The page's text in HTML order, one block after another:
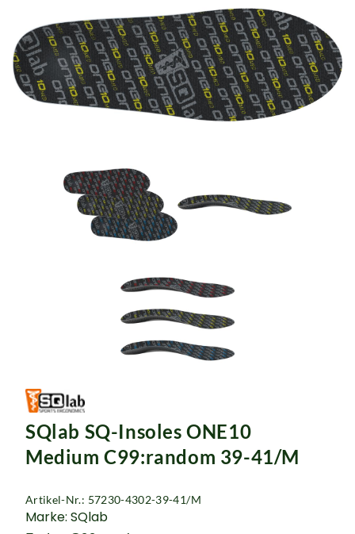
Schlösser
SQlab SQ-Insoles ONE10
Medium C99:random 39-41/M
Artikel-Nr.: 57230-4302-39-41/M
Marke: SQlab